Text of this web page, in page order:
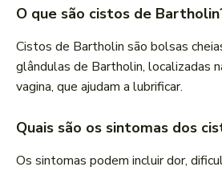
O que são cistos de
Cistos de Bartholin são bolsas
glândulas de Bartholin, localizadas
vagina, que ajudam a lubrificar.
Quais são os sintomas dos
Os sintomas podem incluir dor,